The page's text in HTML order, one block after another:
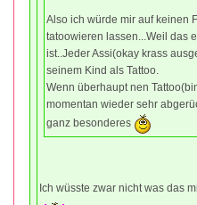
Also ich würde mir auf keinen
tatoowieren lassen...Weil das
ist..Jeder Assi(okay krass
seinem Kind als Tattoo.
Wenn überhaupt nen
momentan wieder sehr
ganz besonderes
Ich wüsste zwar nicht was das